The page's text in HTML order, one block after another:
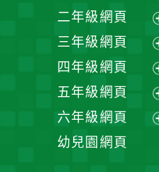
二年級網頁
三年級網頁
四年級網頁
五年級網頁
六年級網頁
幼兒園網頁